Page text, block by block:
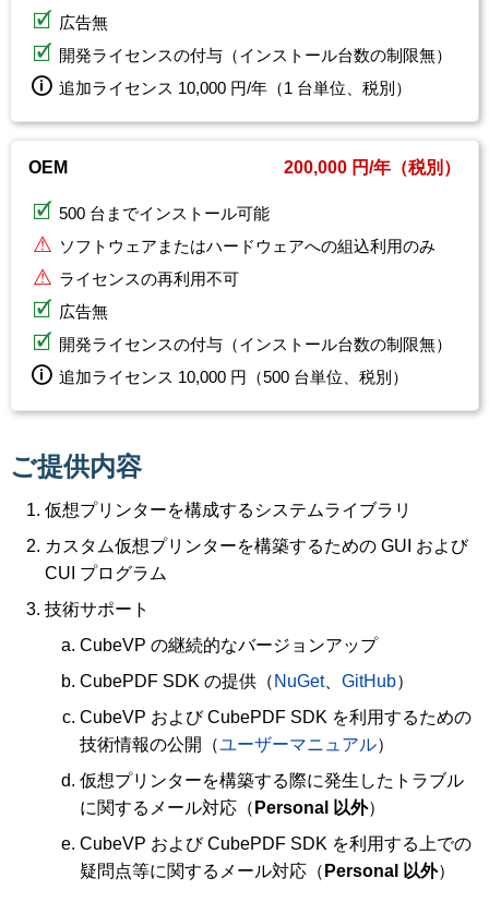
広告無
開発ライセンスの付与（インストール台数の制限無）
追加ライセンス 10,000 円/年（1 台単位、税別）
OEM 200,000 円/年（税別）
500 台までインストール可能
ソフトウェアまたはハードウェアへの組込利用のみ
ライセンスの再利用不可
広告無
開発ライセンスの付与（インストール台数の制限無）
追加ライセンス 10,000 円（500 台単位、税別）
ご提供内容
仮想プリンターを構成するシステムライブラリ
カスタム仮想プリンターを構築するための GUI および
CUI プログラム
技術サポート
CubeVP の継続的なバージョンアップ
CubePDF SDK の提供（ NuGet、 GitHub）
CubeVP および CubePDF SDK を利用するための
技術情報の公開（ユーザーマニュアル）
仮想プリンターを構築する際に発生したトラブル
に関するメール対応（ Personal 以外）
CubeVP および CubePDF SDK を利用する上での
疑問点等に関するメール対応（ Personal 以外）